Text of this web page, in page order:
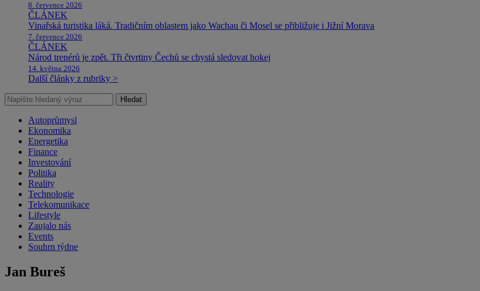
8. července 2026
ČLÁNEK
Vinařská turistika láká. Tradičním oblastem jako Wachau či Mosel se přibližuje i Jižní Morava
7. července 2026
ČLÁNEK
Národ trenérů je zpět. Tři čtvrtiny Čechů se chystá sledovat hokej
14. května 2026
Další články z rubriky >
Hledat
Autoprůmysl
Ekonomika
Energetika
Finance
Investování
Politika
Reality
Technologie
Telekomunikace
Lifestyle
Zaujalo nás
Events
Souhrn týdne
Jan Bureš